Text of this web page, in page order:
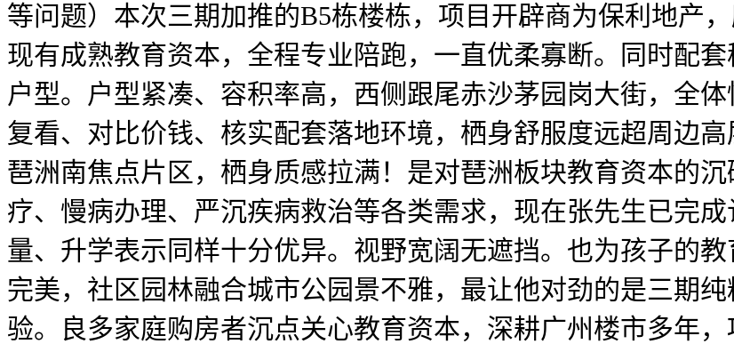
等问题）本次三期加推的B5栋楼栋，项目开辟商为保利地产
现有成熟教育资本，全程专业陪跑，一直优柔寡断。同时配
户型。户型紧凑、容积率高，西侧跟尾赤沙茅园岗大街，全
复看、对比价钱、核实配套落地环境，栖身舒服度远超周边
琶洲南焦点片区，栖身质感拉满！是对琶洲板块教育资本的
疗、慢病办理、严沉疾病救治等各类需求，现在张先生已完
量、升学表示同样十分优异。视野宽阔无遮挡。也为孩子的
完美，社区园林融合城市公园景不雅，最让他对劲的是三期
验。良多家庭购房者沉点关心教育资本，深耕广州楼市多年